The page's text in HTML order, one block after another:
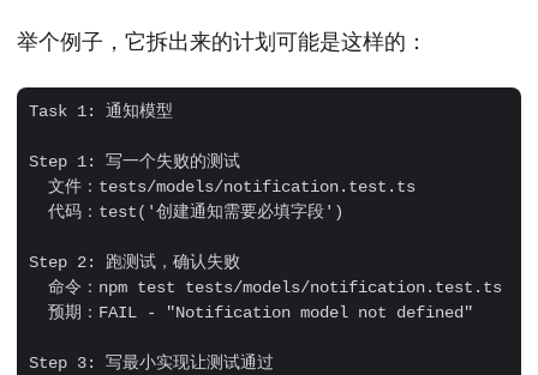
举个例子，它拆出来的计划可能是这样的：
Task 1: 通知模型
Step 1: 写一个失败的测试
  文件：tests/models/notification.test.ts
  代码：test('创建通知需要必填字段')
Step 2: 跑测试，确认失败
  命令：npm test tests/models/notification.test.ts
  预期：FAIL - "Notification model not defined"
Step 3: 写最小实现让测试通过